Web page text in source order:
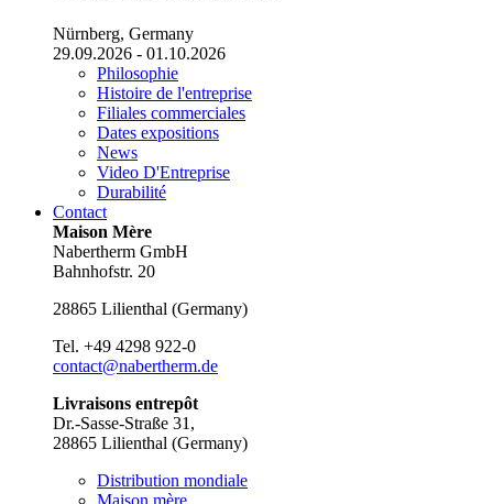
Nürnberg, Germany
29.09.2026 - 01.10.2026
Philosophie
Histoire de l'entreprise
Filiales commerciales
Dates expositions
News
Video D'Entreprise
Durabilité
Contact
Maison Mère
Nabertherm GmbH
Bahnhofstr. 20
28865 Lilienthal (Germany)
Tel. +49 4298 922-0
contact@nabertherm.de
Livraisons entrepôt
Dr.-Sasse-Straße 31,
28865 Lilienthal (Germany)
Distribution mondiale
Maison mère